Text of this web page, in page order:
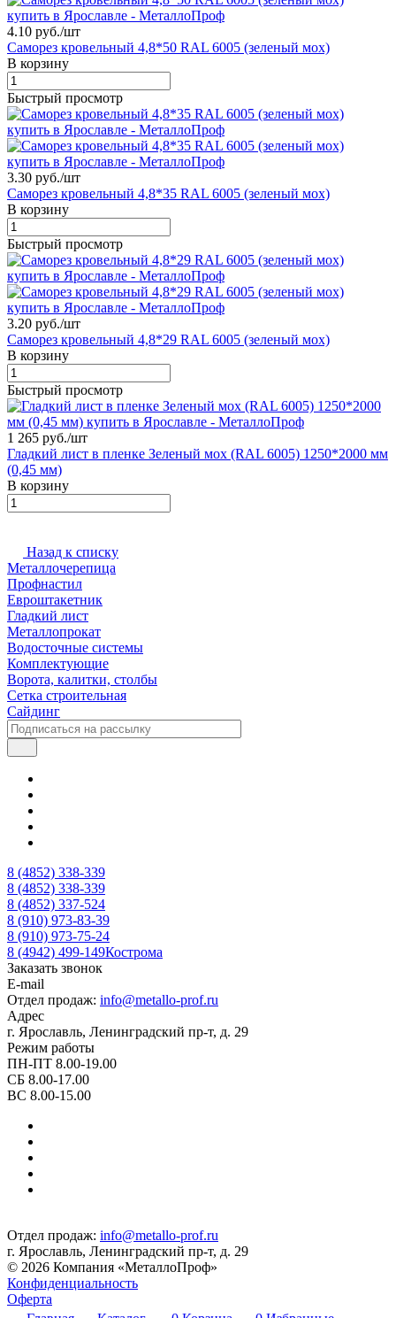
4.10 руб./шт
Саморез кровельный 4,8*50 RAL 6005 (зеленый мох)
В корзину
Быстрый просмотр
3.30 руб./шт
Саморез кровельный 4,8*35 RAL 6005 (зеленый мох)
В корзину
Быстрый просмотр
3.20 руб./шт
Саморез кровельный 4,8*29 RAL 6005 (зеленый мох)
В корзину
Быстрый просмотр
1 265 руб./шт
Гладкий лист в пленке Зеленый мох (RAL 6005) 1250*2000 мм
(0,45 мм)
В корзину
Назад к списку
Металлочерепица
Профнастил
Евроштакетник
Гладкий лист
Металлопрокат
Водосточные системы
Комплектующие
Ворота, калитки, столбы
Сетка строительная
Сайдинг
8 (4852) 338-339
8 (4852) 338-339
8 (4852) 337-524
8 (910) 973-83-39
8 (910) 973-75-24
8 (4942) 499-149Кострома
Заказать звонок
E-mail
Отдел продаж: info@metallo-prof.ru
Адрес
г. Ярославль, Ленинградский пр-т, д. 29
Режим работы
ПН-ПТ 8.00-19.00
СБ 8.00-17.00
ВС 8.00-15.00
Отдел продаж: info@metallo-prof.ru
г. Ярославль, Ленинградский пр-т, д. 29
© 2026 Компания «МеталлоПроф»
Конфиденциальность
Оферта